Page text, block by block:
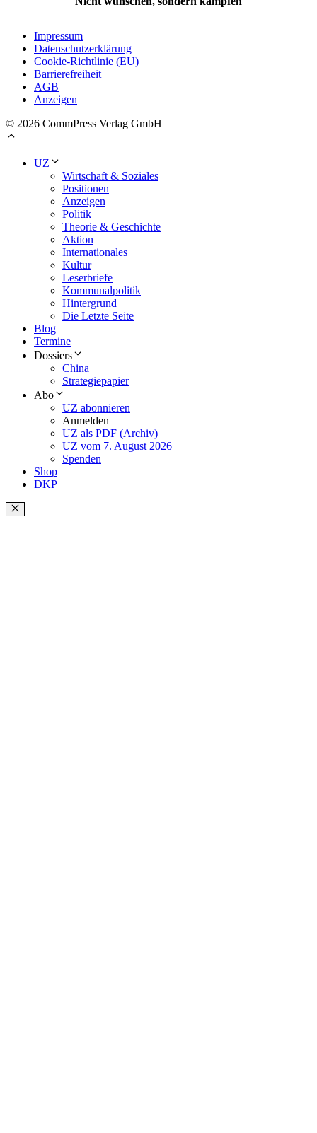
Impressum
Datenschutzerklärung
Cookie-Richtlinie (EU)
Barrierefreiheit
AGB
Anzeigen
© 2026 CommPress Verlag GmbH
UZ
Wirtschaft & Soziales
Positionen
Anzeigen
Politik
Theorie & Geschichte
Aktion
Internationales
Kultur
Leserbriefe
Kommunalpolitik
Hintergrund
Die Letzte Seite
Blog
Termine
Dossiers
China
Strategiepapier
Abo
UZ abonnieren
Anmelden
UZ als PDF (Archiv)
UZ vom 7. August 2026
Spenden
Shop
DKP
Schließen